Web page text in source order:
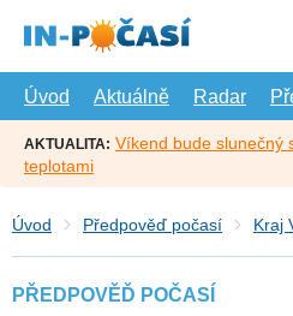
hlavní
Úvod
Aktuálně Radar
AKTUALITA: Víkend bude slunečný
teplotami
Úvod Předpověď počasí Kraj
PŘEDPOVĚĎ POČASÍ